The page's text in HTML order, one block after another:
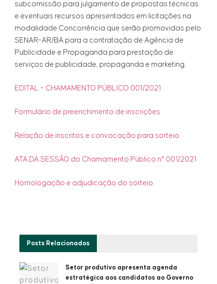
subcomissão para julgamento de propostas técnicas
e eventuais recursos apresentados em licitações na
modalidade Concorrência que serão promovidas pelo
SENAR-AR/BA para a contratação de Agência de
Publicidade e Propaganda para prestação de
serviços de publicidade, propaganda e marketing.
EDITAL – CHAMAMENTO PÚBLICO 001/2021
Formulário de preenchimento de inscrições
Relação de inscritos e convocação para sorteio
ATA DA SESSÃO do Chamamento Público n° 001/2021
Homologação e adjudicação do sorteio
Posts Relacionados
Setor produtivo apresenta agenda
estratégica aos candidatos ao Governo